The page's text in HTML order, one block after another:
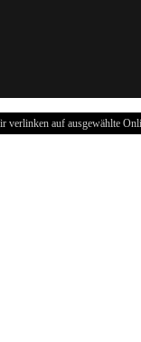
verlinken auf ausgewählte